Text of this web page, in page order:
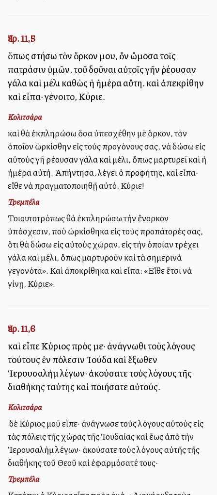
Ἰερ. 11,5
ὅπως στήσω τὸν ὅρκον μου, ὃν ὤμοσα τοῖς
πατράσιν ὑμῶν, τοῦ δοῦναι αὐτοῖς γῆν ῥέουσαν
γάλα καὶ μέλι καθὼς ἡ ἡμέρα αὕτη. καὶ ἀπεκρίθην
καὶ εἶπα· γένοιτο, Κύριε.
Κολιτσάρα
καὶ θὰ ἐκπληρώσω ὅσα ὑπεσχέθην μὲ ὅρκον, τὸν
ὁποῖον ὡρκίσθην εἰς τοὺς προγόνους σας, νὰ δώσω εἰς
αὐτοὺς γῆ ρέουσαν γάλα καὶ μέλι, ὅπως μαρτυρεῖ καὶ ἡ
ἡμέρα αὐτή. Ἀπήντησα, λέγει ὁ προφήτης, καὶ εἶπα·
εἴθε νὰ πραγματοποιηθῇ αὐτό, Κύριε!
Τρεμπέλα
Τοιουτοτρόπως θὰ ἐκπληρώσω τὴν ἔνορκον
ὑπόσχεσιν, ποὺ ὠρκίσθηκα εἰς τοὺς προπάτορές σας,
ὅτι θὰ δώσω εἰς αὐτοὺς χώραν, εἰς τὴν ὁποίαν τρέχει
γάλα καὶ μέλι, ὅπως μαρτυροῦν καὶ τὰ σημερινὰ
γεγονότα». Καὶ ἀποκρίθηκα καὶ εἶπα: «Εἴθε ἔτσι νὰ
γίνῃ, Κύριε».
Ἰερ. 11,6
καὶ εἶπε Κύριος πρός με· ἀνάγνωθι τοὺς λόγους
τούτους ἐν πόλεσιν Ἰούδα καὶ ἔξωθεν
Ἱερουσαλὴμ λέγων· ἀκούσατε τοὺς λόγους τῆς
διαθήκης ταύτης καὶ ποιήσατε αὐτούς.
Κολιτσάρα
Ὁ δὲ Κύριος μοῦ εἶπε· ἀνάγνωσε τοὺς λόγους αὐτοὺς εἰς
τὰς πόλεις τῆς χώρας τῆς Ἰουδαίας καὶ ἕως ἀπὸ τὴν
Ἱερουσαλὴμ λέγων· ἀκούσατε τοὺς λόγους αὐτῆς τῆς
διαθήκης τοῦ Θεοῦ καὶ ἐφαρμόσατέ τους·
Τρεμπέλα